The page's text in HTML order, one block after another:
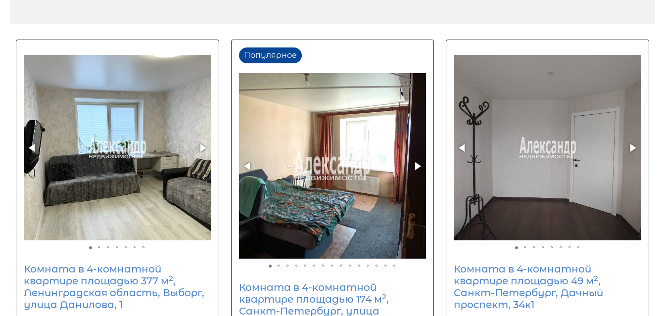
Комната в 4-комнатной
квартире площадью 377 м2,
Ленинградская область, Выборг,
улица Данилова, 1
Популярное
Комната в 4-комнатной
квартире площадью 174 м2,
Санкт-Петербург, улица
Комната в 4-комнатной
квартире площадью 49 м2,
Санкт-Петербург, Дачный
проспект, 34к1